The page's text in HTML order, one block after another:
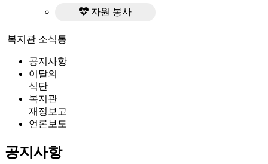
자원 봉사
복지관 소식통
공지사항
이달의
식단
복지관
재정보고
언론보도
공지사항